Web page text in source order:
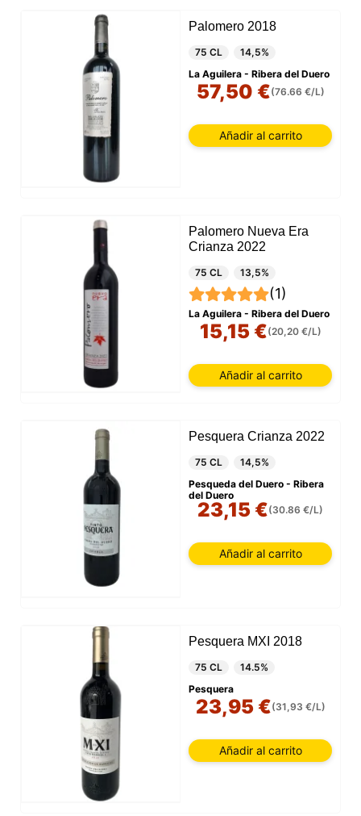
Palomero 2018
75 CL
14,5%
La Aguilera - Ribera del Duero
57,50 €(76.66 €/L)
Añadir al carrito
Palomero Nueva Era
Crianza 2022
75 CL 13,5%
(1)
La Aguilera - Ribera del Duero
15,15 €(20,20 €/L)
Añadir al carrito
Pesquera Crianza 2022
75 CL
14,5%
Pesqueda del Duero - Ribera
del Duero
23,15 €(30.86 €/L)
Añadir al carrito
Pesquera MXI 2018
75 CL
14.5%
Pesquera
23,95 €(31,93 €/L)
Añadir al carrito